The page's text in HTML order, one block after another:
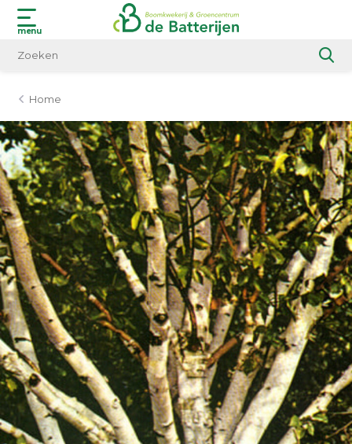
menu
Home